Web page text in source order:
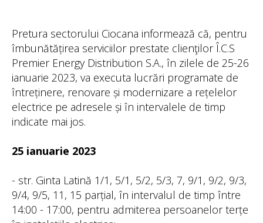
Pretura sectorului Ciocana informează că, pentru
îmbunătățirea serviciilor prestate clienţilor Î.C.S
Premier Energy Distribution S.A., în zilele de 25-26
ianuarie 2023, va executa lucrări programate de
întreținere, renovare și modernizare a rețelelor
electrice pe adresele și în intervalele de timp
indicate mai jos.
25 ianuarie 2023
- str. Ginta Latină 1/1, 5/1, 5/2, 5/3, 7, 9/1, 9/2, 9/3,
9/4, 9/5, 11, 15 parțial, în intervalul de timp între
14:00 - 17:00, pentru admiterea persoanelor terțe